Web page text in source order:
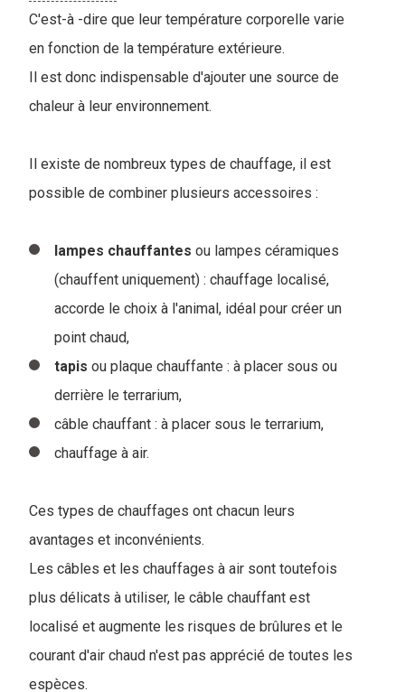
C'est-à -dire que leur température corporelle varie
en fonction de la température extérieure.
Il est donc indispensable d'ajouter une source de
chaleur à leur environnement.
Il existe de nombreux types de chauffage, il est
possible de combiner plusieurs accessoires :
lampes chauffantes ou lampes céramiques
(chauffent uniquement) : chauffage localisé,
accorde le choix à l'animal, idéal pour créer un
point chaud,
tapis ou plaque chauffante : à placer sous ou
derrière le terrarium,
câble chauffant : à placer sous le terrarium,
chauffage à air.
Ces types de chauffages ont chacun leurs
avantages et inconvénients.
Les câbles et les chauffages à air sont toutefois
plus délicats à utiliser, le câble chauffant est
localisé et augmente les risques de brûlures et le
courant d'air chaud n'est pas apprécié de toutes les
espèces.